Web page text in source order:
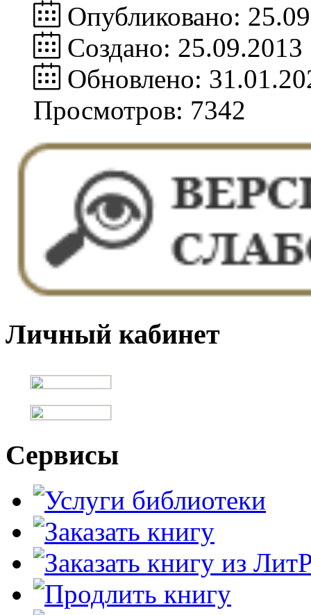
Опубликовано:
Создано: 25.09.2013
Обновлено:
Просмотров: 7342
Личный кабинет
Сервисы